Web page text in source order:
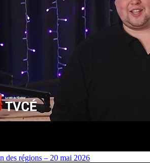
des régions – 20 mai 2026